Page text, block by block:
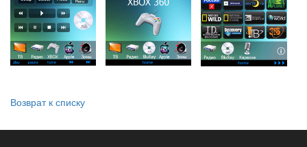
Возврат к списку